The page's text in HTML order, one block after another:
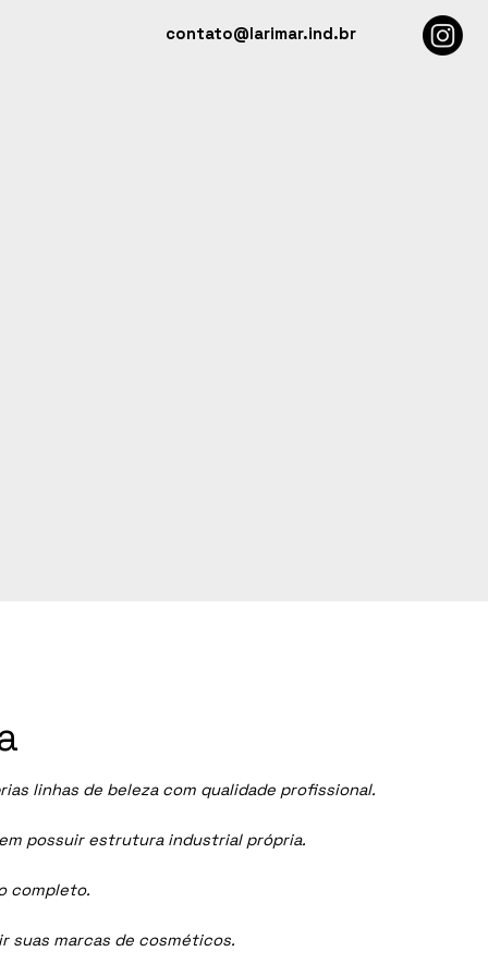
contato@larimar.ind.br
linhas de beleza com qualidade profissional.
possuir estrutura industrial própria.
completo.
suas marcas de cosméticos.